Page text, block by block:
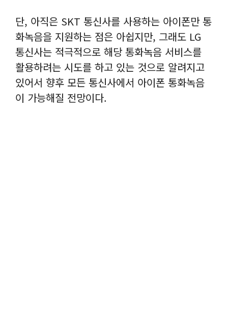
단, 아직은 SKT 통신사를 사용하는 아이폰만 통
화녹음을 지원하는 점은 아쉽지만, 그래도 LG
통신사는 적극적으로 해당 통화녹음 서비스를
활용하려는 시도를 하고 있는 것으로 알려지고
있어서 향후 모든 통신사에서 아이폰 통화녹음
이 가능해질 전망이다.